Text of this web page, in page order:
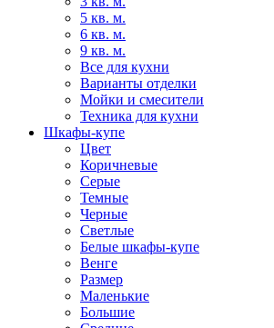
5 кв. м.
6 кв. м.
9 кв. м.
Все для кухни
Варианты отделки
Мойки и смесители
Техника для кухни
Шкафы-купе
Цвет
Коричневые
Серые
Темные
Черные
Светлые
Белые шкафы-купе
Венге
Размер
Маленькие
Большие